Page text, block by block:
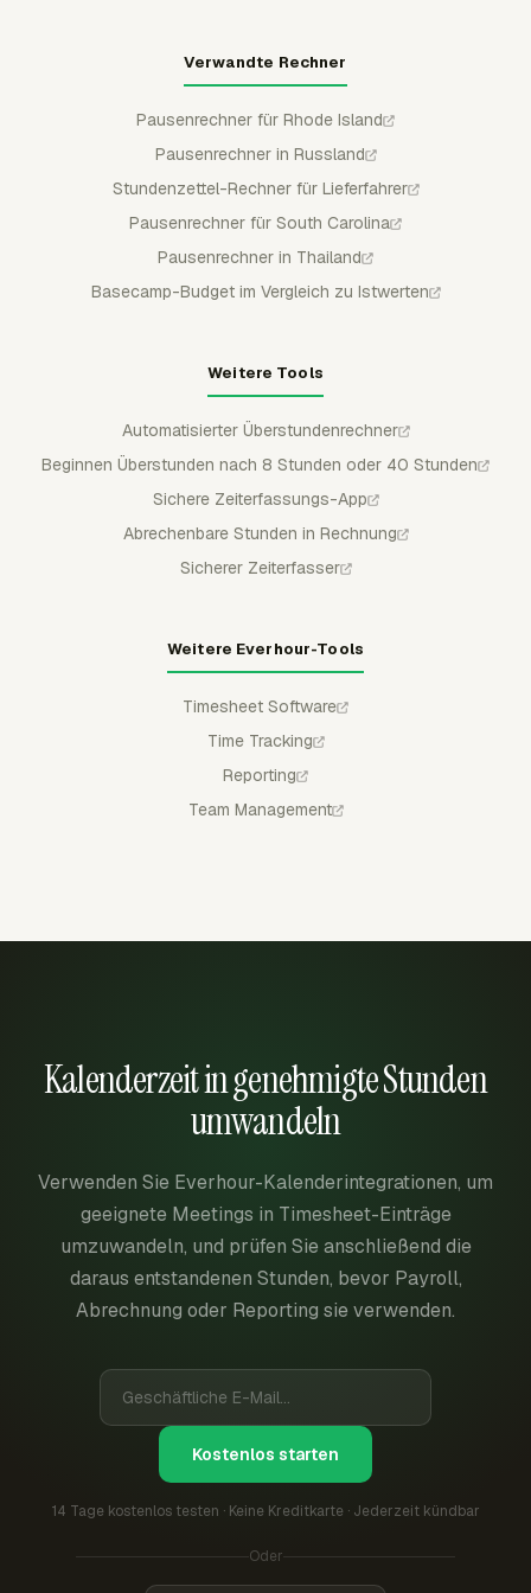
Verwandte Rechner
Pausenrechner für Rhode Island
Pausenrechner in Russland
Stundenzettel-Rechner für Lieferfahrer
Pausenrechner für South Carolina
Pausenrechner in Thailand
Basecamp-Budget im Vergleich zu Istwerten
Weitere Tools
Automatisierter Überstundenrechner
Beginnen Überstunden nach 8 Stunden oder 40 Stunden
Sichere Zeiterfassungs-App
Abrechenbare Stunden in Rechnung
Sicherer Zeiterfasser
Weitere Everhour-Tools
Timesheet Software
Time Tracking
Reporting
Team Management
Kalenderzeit in genehmigte Stunden
umwandeln
Verwenden Sie Everhour-Kalenderintegrationen, um
geeignete Meetings in Timesheet-Einträge
umzuwandeln, und prüfen Sie anschließend die
daraus entstandenen Stunden, bevor Payroll,
Abrechnung oder Reporting sie verwenden.
Kostenlos starten
14 Tage kostenlos testen · Keine Kreditkarte · Jederzeit kündbar
Oder